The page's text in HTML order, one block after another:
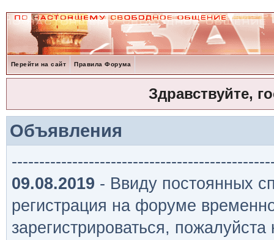
Перейти на сайт Правила Форума
Здравствуйте,
Объявления
09.08.2019 - Ввиду постоянных
регистрация на форуме
зарегистрироваться,